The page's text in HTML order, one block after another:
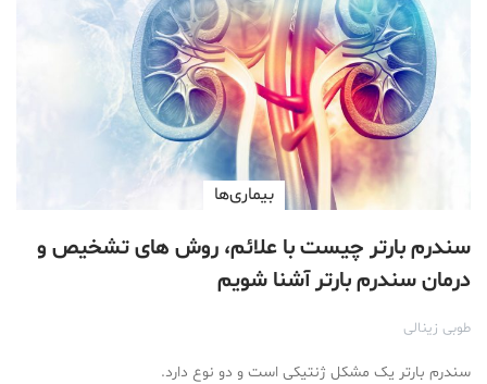
بیماری‌ها
سندرم بارتر چیست با علائم، روش های تشخیص و
درمان سندرم بارتر آشنا شویم
طوبی زینالی
سندرم بارتر یک مشکل ژنتیکی است و دو نوع دارد.